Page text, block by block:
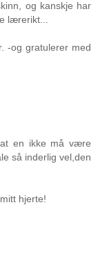
og kanskje har
lærerikt...
-og gratulerer med
en ikke må være
så inderlig vel,den
hjerte!